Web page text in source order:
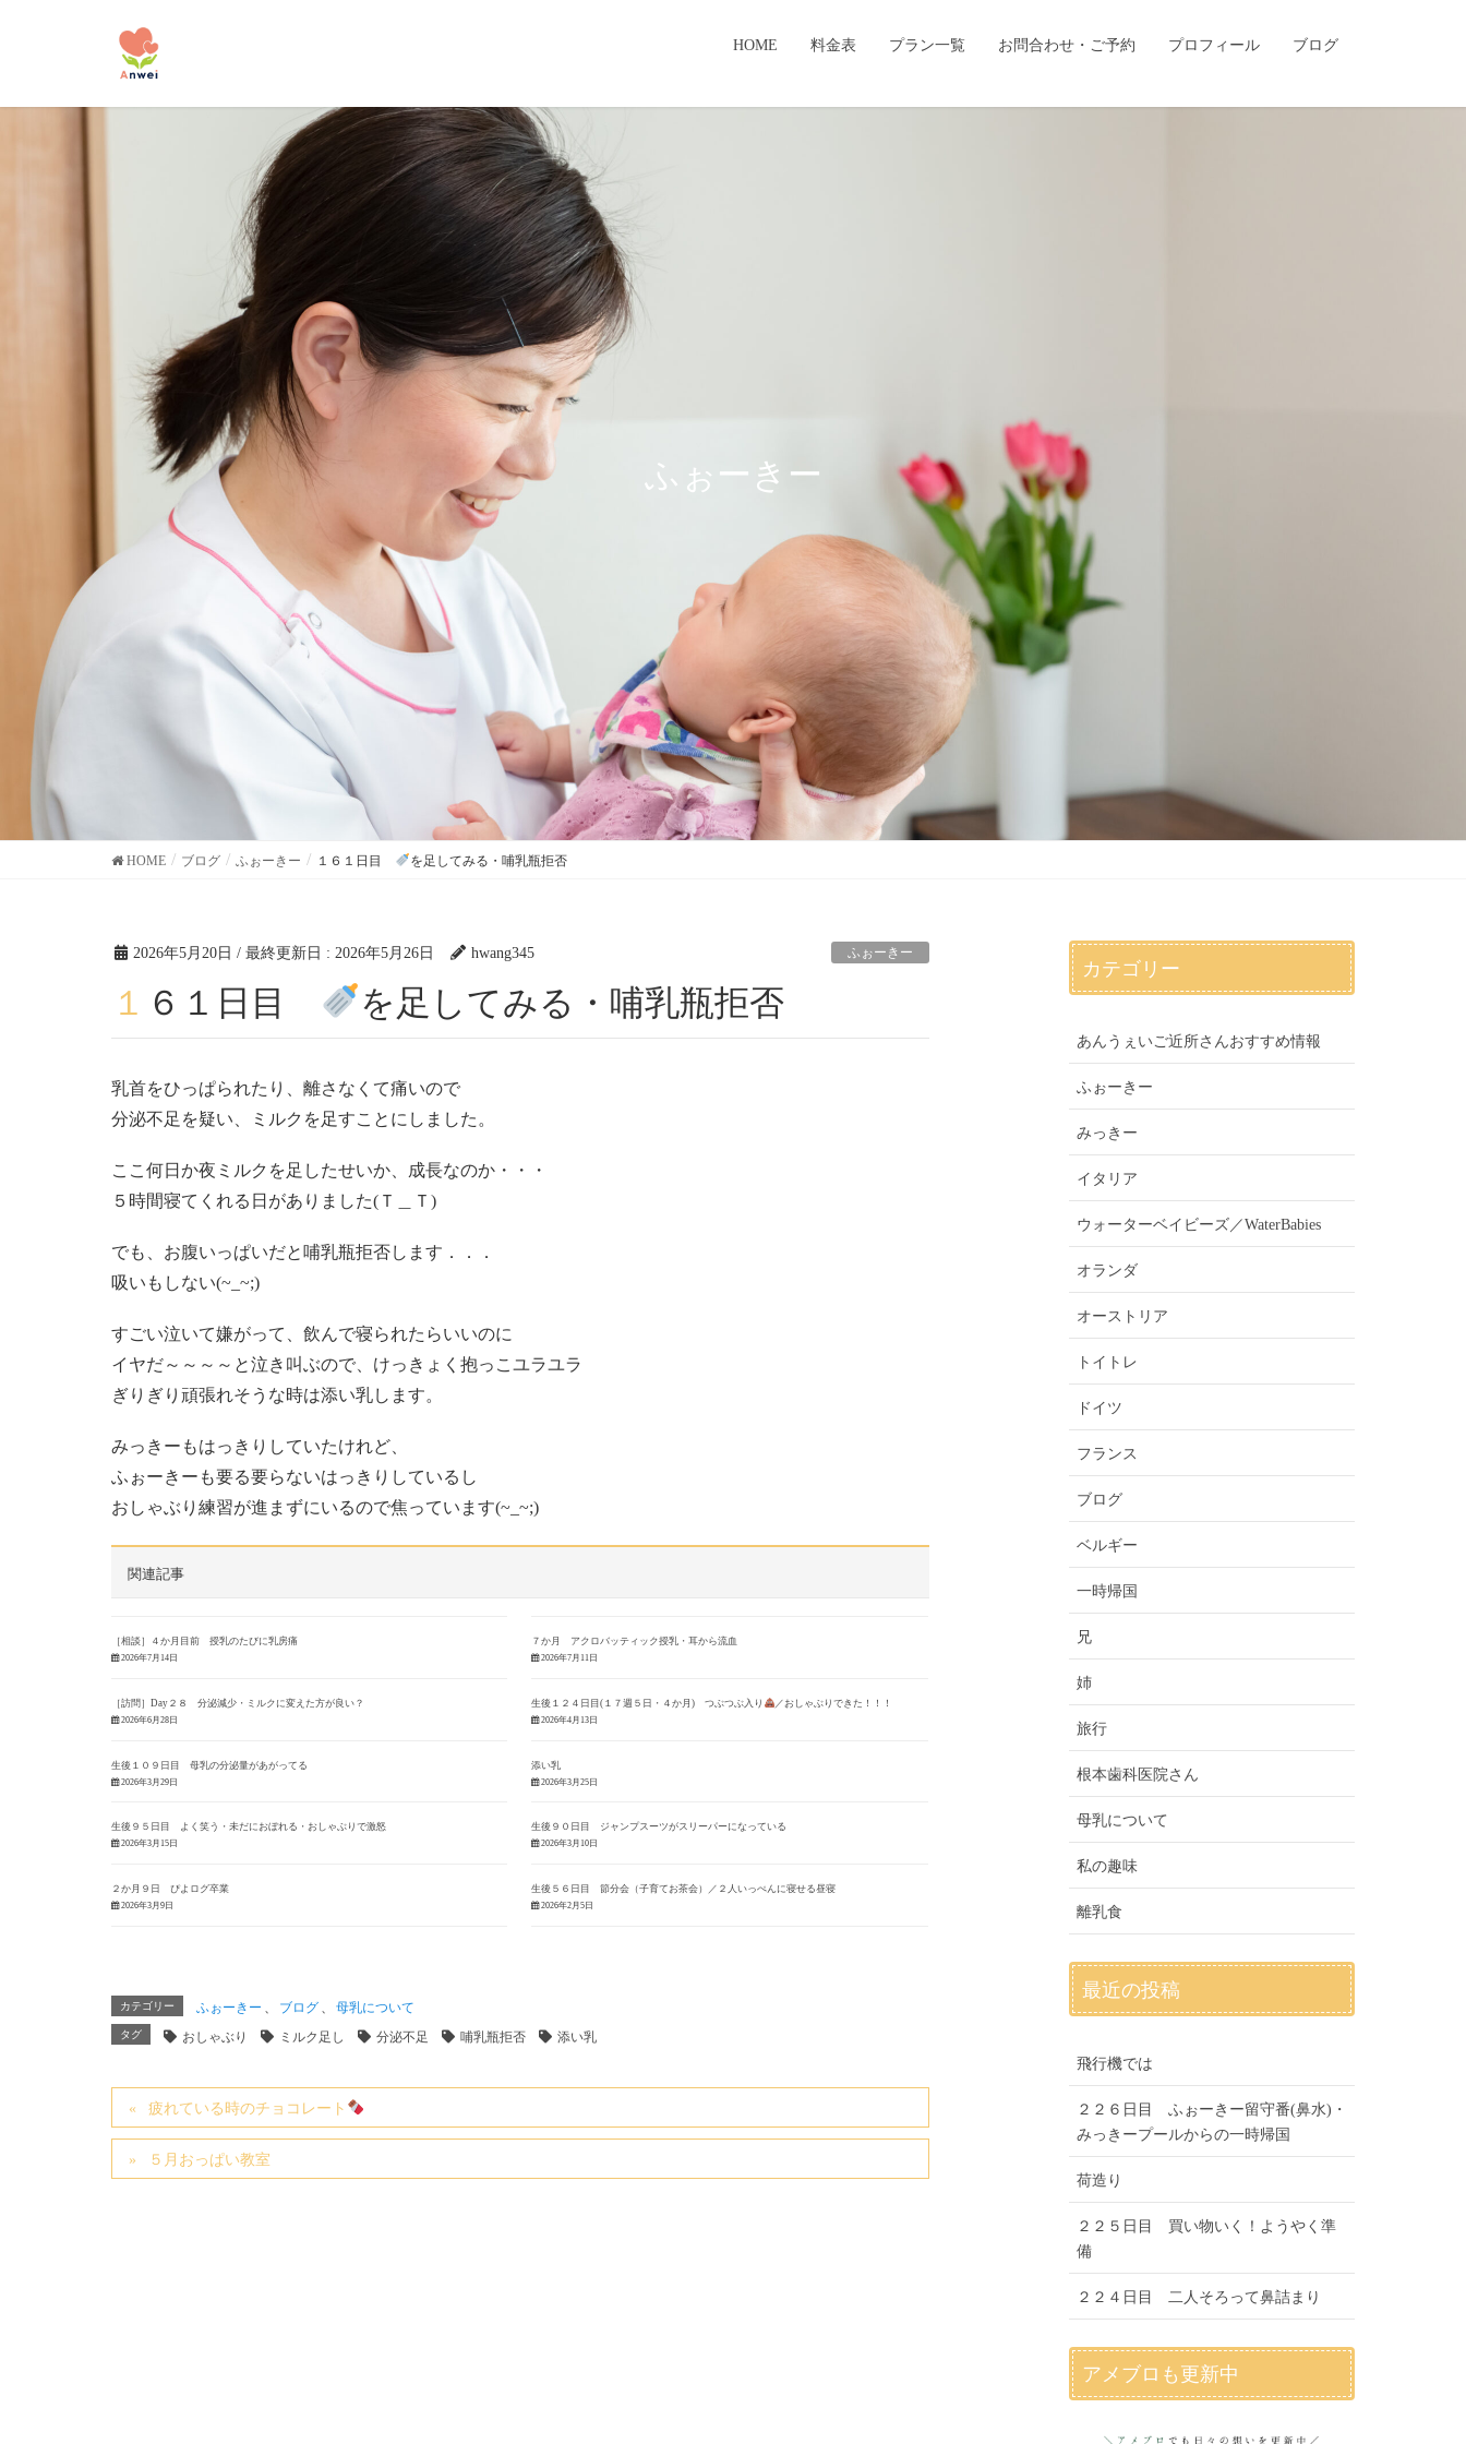
HOME 料金表 プラン一覧 お問合わせ・ご予約 プロフィール ブログ
ふぉーきー
HOME ブログ ふぉーきー １６１日目 を足してみる・哺乳瓶拒否
2026年5月20日 / 最終更新日 : 2026年5月26日 hwang345 ふぉーきー
１６１日目 を足してみる・哺乳瓶拒否
乳首をひっぱられたり、離さなくて痛いので
分泌不足を疑い、ミルクを足すことにしました。
ここ何日か夜ミルクを足したせいか、成長なのか・・・
５時間寝てくれる日がありました(Ｔ＿Ｔ)
でも、お腹いっぱいだと哺乳瓶拒否します．．．
吸いもしない(~_~;)
すごい泣いて嫌がって、飲んで寝られたらいいのに
イヤだ～～～～と泣き叫ぶので、けっきょく抱っこユラユラ
ぎりぎり頑張れそうな時は添い乳します。
みっきーもはっきりしていたけれど、
ふぉーきーも要る要らないはっきりしているし
おしゃぶり練習が進まずにいるので焦っています(~_~;)
関連記事
［相談］４か月目前 授乳のたびに乳房痛
2026年7月14日
７か月 アクロバッティック授乳・耳から流血
2026年7月11日
［訪問］Day２８ 分泌減少・ミルクに変えた方が良い？
2026年6月28日
生後１２４日目(１７週５日・４か月) つぶつぶ入り ／おしゃぶりできた！！！
2026年4月13日
生後１０９日目 母乳の分泌量があがってる
2026年3月29日
添い乳
2026年3月25日
生後９５日目 よく笑う・未だにおぼれる・おしゃぶりで激怒
2026年3月15日
生後９０日目 ジャンプスーツがスリーパーになっている
2026年3月10日
２か月９日 ぴよログ卒業
2026年3月9日
生後５６日目 節分会（子育てお茶会）／２人いっぺんに寝せる昼寝
2026年2月5日
カテゴリー ふぉーきー 、 ブログ 、 母乳について
タグ おしゃぶり ミルク足し 分泌不足 哺乳瓶拒否 添い乳
疲れている時のチョコレート
５月おっぱい教室
カテゴリー
あんうぇいご近所さんおすすめ情報
ふぉーきー
みっきー
イタリア
ウォーターベイビーズ／WaterBabies
オランダ
オーストリア
トイトレ
ドイツ
フランス
ブログ
ベルギー
一時帰国
兄
姉
旅行
根本歯科医院さん
母乳について
私の趣味
離乳食
最近の投稿
飛行機では
２２６日目 ふぉーきー留守番(鼻水)・
みっきープールからの一時帰国
荷造り
２２５日目 買い物いく！ようやく準
備
２２４日目 二人そろって鼻詰まり
アメブロも更新中